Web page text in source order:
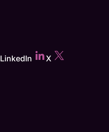
LinkedIn X